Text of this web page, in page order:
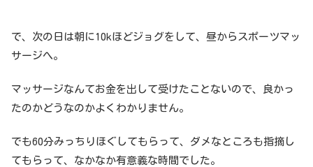
で、次の日は朝に10kほどジョグをして、昼からスポーツマッ
サージへ。
マッサージなんてお金を出して受けたことないので、良かっ
たのかどうなのかよくわかりません。
でも60分みっちりほぐしてもらって、ダメなところも指摘し
てもらって、なかなか有意義な時間でした。